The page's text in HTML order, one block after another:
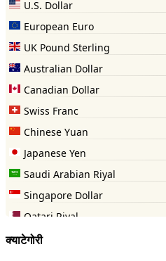
क्याटेगोरी